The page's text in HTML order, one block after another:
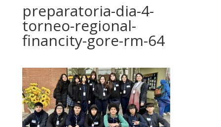
preparatoria-dia-4-
torneo-regional-
financity-gore-rm-64